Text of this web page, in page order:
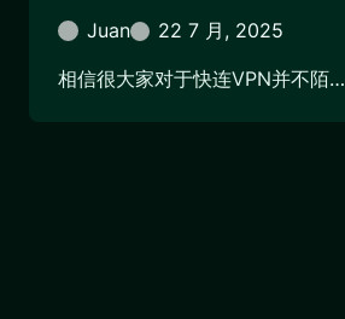
Juan
22 7 月, 2025
相信很大家对于快连VPN并不陌…